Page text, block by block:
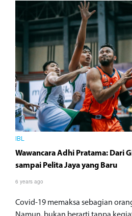
IBL
Wawancara Adhi Pratama: Dari
sampai Pelita Jaya yang Baru
6 years ago
Covid-19 memaksa sebagian